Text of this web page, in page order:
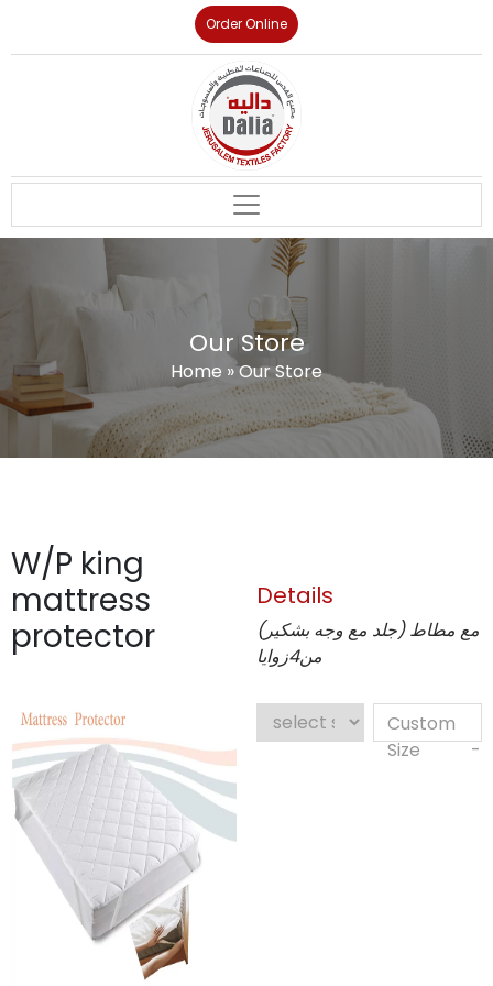
Order Online
Our Store
Home »Our Store
W/P king
mattress
protector
Details
(جلد مع وجه بشكير) مع مطاط
من4زوايا
Custom
Size